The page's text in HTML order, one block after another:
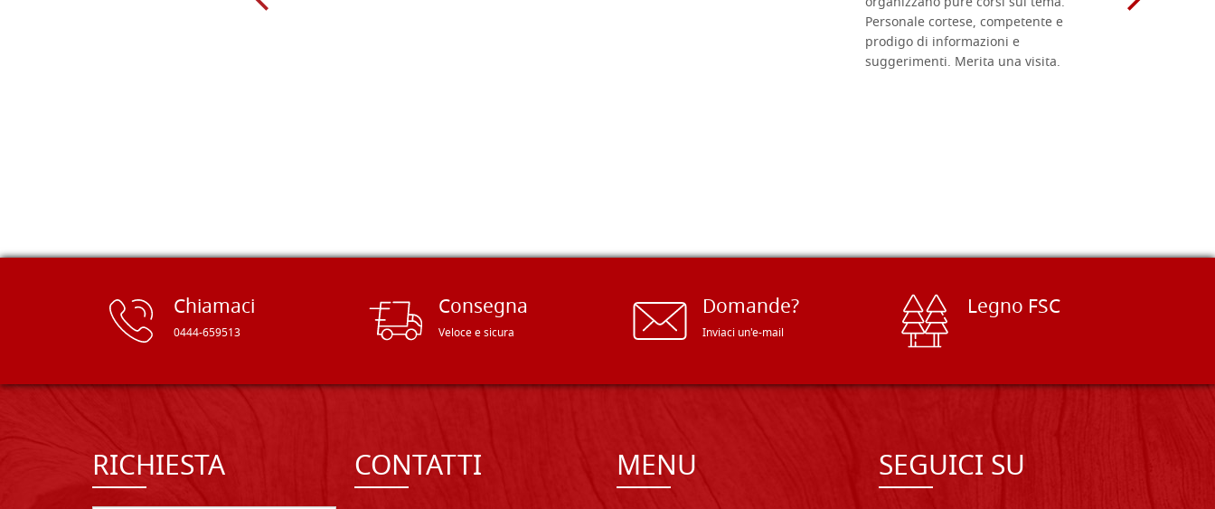
Personale cortese, competente e
prodigo di informazioni e
suggerimenti. Merita una visita.
Chiamaci
0444-659513
Consegna
Veloce e sicura
Domande?
Inviaci un'e-mail
Legno FSC
RICHIESTA CONTATTI MENU SEGUICI SU